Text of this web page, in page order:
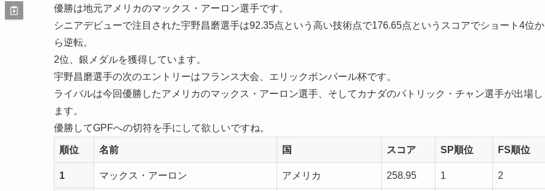
優勝は地元アメリカのマックス・アーロン選手です。
シニアデビューで注目された宇野昌磨選手は92.35点という高い技術点で176.65点というスコアでショート4位か
ら逆転。
2位、銀メダルを獲得しています。
宇野昌磨選手の次のエントリーはフランス大会、エリックボンパール杯です。
ライバルは今回優勝したアメリカのマックス・アーロン選手、そしてカナダのパトリック・チャン選手が出場し
ます。
優勝してGPFへの切符を手にして欲しいですね。
順位 名前 国 スコア SP順位 FS順位
1 マックス・アーロン アメリカ 258.95 1 2